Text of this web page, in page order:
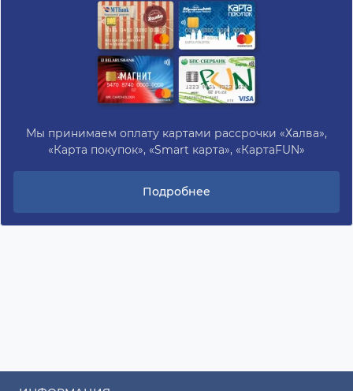
Мы принимаем оплату картами рассрочки «Халва»,
«Карта покупок», «Smart карта», «КартаFUN»
Подробнее